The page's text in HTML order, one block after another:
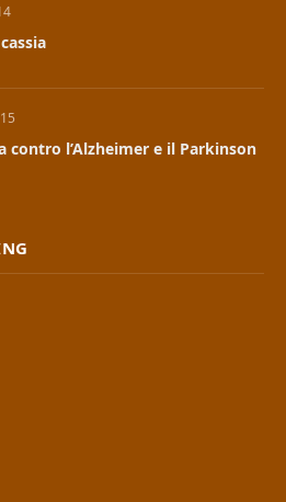
contro l’Alzheimer e il Parkinson